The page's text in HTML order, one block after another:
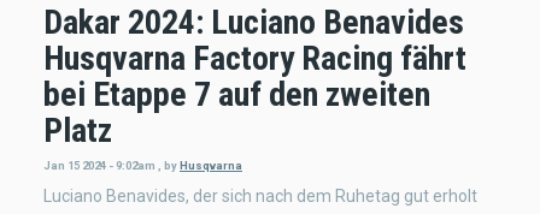
Dakar 2024: Luciano Benavides
Husqvarna Factory Racing fährt
bei Etappe 7 auf den zweiten
Platz
Jan 15 2024 - 9:02am , byHusqvarna
Luciano Benavides, der sich nach dem Ruhetag gut erholt